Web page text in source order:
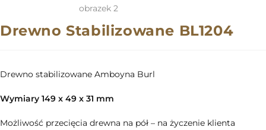
Drewno Stabilizowane BL1204
Drewno stabilizowane Amboyna Burl
Wymiary 149 x 49 x 31 mm
Możliwość przecięcia drewna na pół – na życzenie klienta